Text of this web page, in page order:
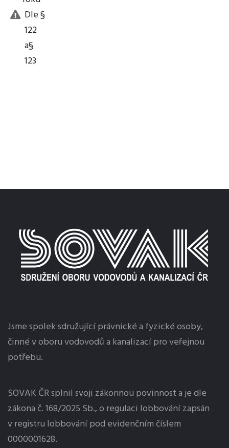
Dle §
122
a§
123
Jsme spolek sdružující právnické a fyzické osoby,
činné v oboru vodovodů a kanalizací pro veřejnou
potřebu.
SOVAK ČR splnil svoji zákonnou povinnost a je dle
zákona č. 168/2025 Sb., o regulaci lobbovánízapsán
v registru lobbování pod evidenčním číslem
0000001628.